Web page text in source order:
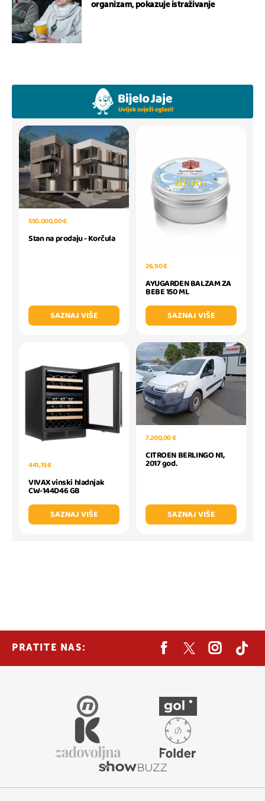
organizam, pokazuje istraživanje
550.000,00 €
Stan na prodaju - Korčula
SAZNAJ VIŠE
26,90 €
AYUGARDEN BALZAM ZA
BEBE 150 ML
SAZNAJ VIŠE
441,15 €
VIVAX vinski hladnjak
CW-144D46 GB
SAZNAJ VIŠE
7.200,00 €
CITROEN BERLINGO N1,
2017 god.
SAZNAJ VIŠE
PRATITE NAS: